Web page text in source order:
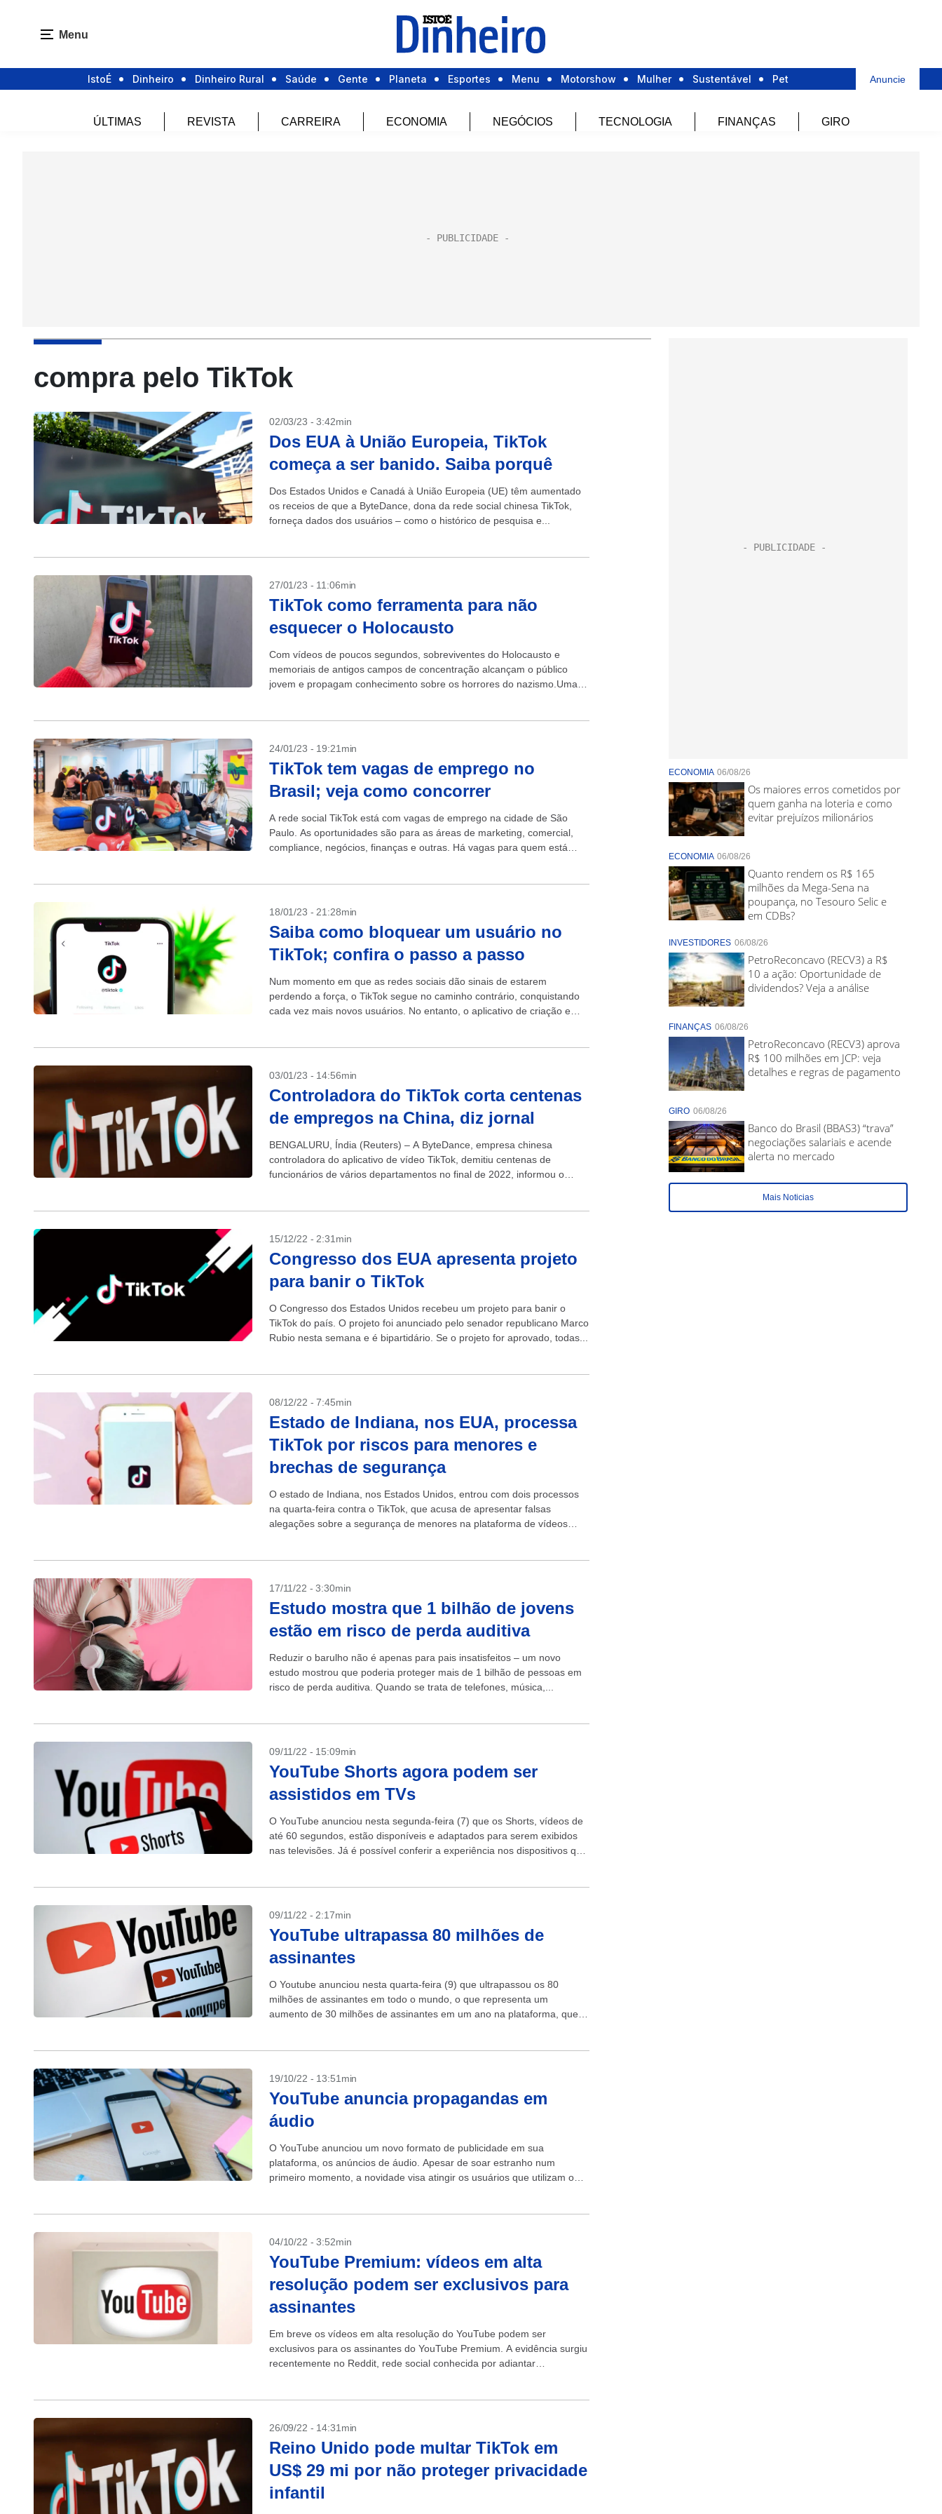
Menu
IstoÉ Dinheiro Dinheiro Rural Saúde Gente Planeta Esportes Menu Motorshow Mulher Sustentável Pet Anuncie
ÚLTIMAS REVISTA CARREIRA ECONOMIA NEGÓCIOS TECNOLOGIA FINANÇAS GIRO
compra pelo TikTok
02/03/23 - 3:42min
Dos EUA à União Europeia, TikTok
começa a ser banido. Saiba porquê
Dos Estados Unidos e Canadá à União Europeia (UE) têm aumentado
os receios de que a ByteDance, dona da rede social chinesa TikTok,
forneça dados dos usuários – como o histórico de pesquisa e...
27/01/23 - 11:06min
TikTok como ferramenta para não
esquecer o Holocausto
Com vídeos de poucos segundos, sobreviventes do Holocausto e
memoriais de antigos campos de concentração alcançam o público
jovem e propagam conhecimento sobre os horrores do nazismo.Uma
24/01/23 - 19:21min
TikTok tem vagas de emprego no
Brasil; veja como concorrer
A rede social TikTok está com vagas de emprego na cidade de São
Paulo. As oportunidades são para as áreas de marketing, comercial,
compliance, negócios, finanças e outras. Há vagas para quem está
18/01/23 - 21:28min
Saiba como bloquear um usuário no
TikTok; confira o passo a passo
Num momento em que as redes sociais dão sinais de estarem
perdendo a força, o TikTok segue no caminho contrário, conquistando
cada vez mais novos usuários. No entanto, o aplicativo de criação e
03/01/23 - 14:56min
Controladora do TikTok corta centenas
de empregos na China, diz jornal
BENGALURU, Índia (Reuters) – A ByteDance, empresa chinesa
controladora do aplicativo de vídeo TikTok, demitiu centenas de
funcionários de vários departamentos no final de 2022, informou o
15/12/22 - 2:31min
Congresso dos EUA apresenta projeto
para banir o TikTok
O Congresso dos Estados Unidos recebeu um projeto para banir o
TikTok do país. O projeto foi anunciado pelo senador republicano Marco
Rubio nesta semana e é bipartidário. Se o projeto for aprovado, todas...
08/12/22 - 7:45min
Estado de Indiana, nos EUA, processa
TikTok por riscos para menores e
brechas de segurança
O estado de Indiana, nos Estados Unidos, entrou com dois processos
na quarta-feira contra o TikTok, que acusa de apresentar falsas
alegações sobre a segurança de menores na plataforma de vídeos
17/11/22 - 3:30min
Estudo mostra que 1 bilhão de jovens
estão em risco de perda auditiva
Reduzir o barulho não é apenas para pais insatisfeitos – um novo
estudo mostrou que poderia proteger mais de 1 bilhão de pessoas em
risco de perda auditiva. Quando se trata de telefones, música,...
09/11/22 - 15:09min
YouTube Shorts agora podem ser
assistidos em TVs
O YouTube anunciou nesta segunda-feira (7) que os Shorts, vídeos de
até 60 segundos, estão disponíveis e adaptados para serem exibidos
nas televisões. Já é possível conferir a experiência nos dispositivos que
09/11/22 - 2:17min
YouTube ultrapassa 80 milhões de
assinantes
O Youtube anunciou nesta quarta-feira (9) que ultrapassou os 80
milhões de assinantes em todo o mundo, o que representa um
aumento de 30 milhões de assinantes em um ano na plataforma, que
19/10/22 - 13:51min
YouTube anuncia propagandas em
áudio
O YouTube anunciou um novo formato de publicidade em sua
plataforma, os anúncios de áudio. Apesar de soar estranho num
primeiro momento, a novidade visa atingir os usuários que utilizam o
04/10/22 - 3:52min
YouTube Premium: vídeos em alta
resolução podem ser exclusivos para
assinantes
Em breve os vídeos em alta resolução do YouTube podem ser
exclusivos para os assinantes do YouTube Premium. A evidência surgiu
recentemente no Reddit, rede social conhecida por adiantar
26/09/22 - 14:31min
Reino Unido pode multar TikTok em
US$ 29 mi por não proteger privacidade
infantil
ECONOMIA 06/08/26
Os maiores erros cometidos por
quem ganha na loteria e como
evitar prejuízos milionários
ECONOMIA 06/08/26
Quanto rendem os R$ 165
milhões da Mega-Sena na
poupança, no Tesouro Selic e
em CDBs?
INVESTIDORES 06/08/26
PetroReconcavo (RECV3) a R$
10 a ação: Oportunidade de
dividendos? Veja a análise
FINANÇAS 06/08/26
PetroReconcavo (RECV3) aprova
R$ 100 milhões em JCP: veja
detalhes e regras de pagamento
GIRO 06/08/26
Banco do Brasil (BBAS3) “trava”
negociações salariais e acende
alerta no mercado
Mais Noticias